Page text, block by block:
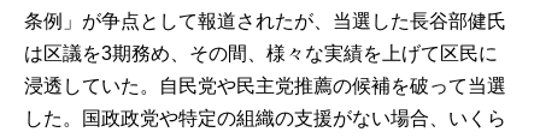
条例」が争点として報道されたが、当選した長谷部健氏
は区議を3期務め、その間、様々な実績を上げて区民に
浸透していた。自民党や民主党推薦の候補を破って当選
した。国政政党や特定の組織の支援がない場合、いくら